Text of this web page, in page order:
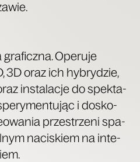
Ope­ru­je
3D oraz ich hybry­dzie,
insta­la­cje do spek­ta­
i dosko­
prze­strze­ni spa­
naci­skiem na inte­